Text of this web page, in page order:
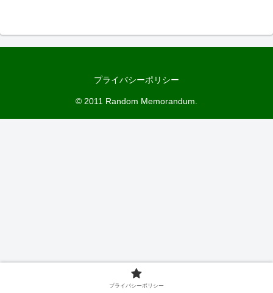
プライバシーポリシー
© 2011 Random Memorandum.
プライバシーポリシー